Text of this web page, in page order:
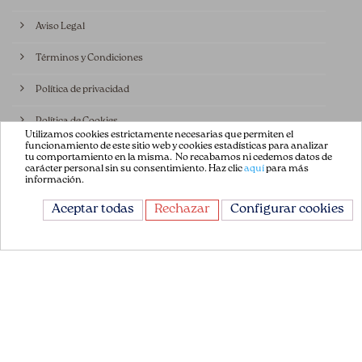
Aviso Legal
Términos y Condiciones
Política de privacidad
Política de Cookies
Contáctenos
CONTÁCTANOS
Utilizamos cookies estrictamente necesarias que permiten el
funcionamiento de este sitio web y cookies estadísticas para analizar
tu comportamiento en la misma. No recabamos ni cedemos datos de
carácter personal sin su consentimiento. Haz clicaquípara más
información.
Aceptar todas Rechazar Configurar cookies